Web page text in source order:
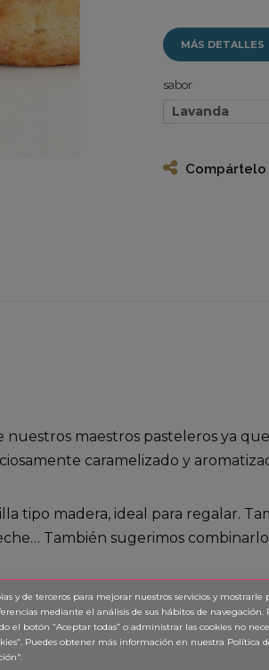
MÁS DETALLES
sabor
Lavanda
Compártelo
maestros pasteleros ya
caramelizado y
tipo madera, ideal para regalar.
También sugerimos
Ascaso
y de terceros para mejorar nuestros servicios y mostrarle
mediante el análisis de sus hábitos de navegación.
el botón “Aceptar todas” o administrar las cookies no
Puedes obtener más información en nuestra Política